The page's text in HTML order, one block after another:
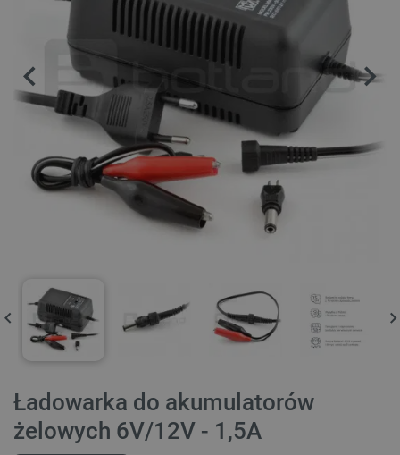
Ładowarka do akumulatorów
żelowych 6V/12V - 1,5A